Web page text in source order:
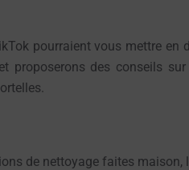
pourraient vous mettre en
proposerons des conseils
de nettoyage faites maison,